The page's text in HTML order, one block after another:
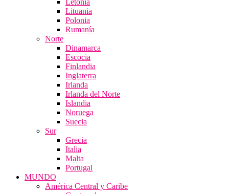
Letonia
Lituania
Polonia
Rumanía
Norte
Dinamarca
Escocia
Finlandia
Inglaterra
Irlanda
Irlanda del Norte
Islandia
Noruega
Suecia
Sur
Grecia
Italia
Malta
Portugal
MUNDO
América Central y Caribe